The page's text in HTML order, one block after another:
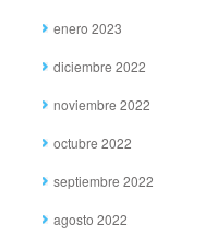
enero 2023
diciembre 2022
noviembre 2022
octubre 2022
septiembre 2022
agosto 2022